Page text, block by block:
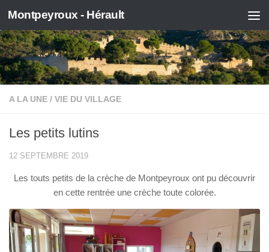
Skip to content
Montpeyroux - Hérault
A LA UNE / VIE DU VILLAGE
Les petits lutins
12 SEPTEMBRE 2019
Les touts petits de la crèche de Montpeyroux ont pu découvrir
en cette rentrée une crèche toute colorée.